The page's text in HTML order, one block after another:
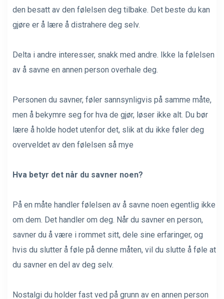
den besatt av den følelsen deg tilbake. Det beste du kan
gjøre er å lære å distrahere deg selv.
Delta i andre interesser, snakk med andre. Ikke la følelsen
av å savne en annen person overhale deg.
Personen du savner, føler sannsynligvis på samme måte,
men å bekymre seg for hva de gjør, løser ikke alt. Du bør
lære å holde hodet utenfor det, slik at du ikke føler deg
overveldet av den følelsen så mye
Hva betyr det når du savner noen?
På en måte handler følelsen av å savne noen egentlig ikke
om dem. Det handler om deg. Når du savner en person,
savner du å være i rommet sitt, dele sine erfaringer, og
hvis du slutter å føle på denne måten, vil du slutte å føle at
du savner en del av deg selv.
Nostalgi du holder fast ved på grunn av en annen person